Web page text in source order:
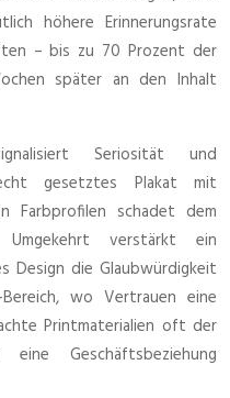
höhere Erinnerungsrate
– bis zu 70 Prozent der
später an den Inhalt
Seriosität und
gesetztes Plakat mit
Farbprofilen schadet dem
Umgekehrt verstärkt ein
Design die Glaubwürdigkeit
wo Vertrauen eine
Printmaterialien oft der
Geschäftsbeziehung